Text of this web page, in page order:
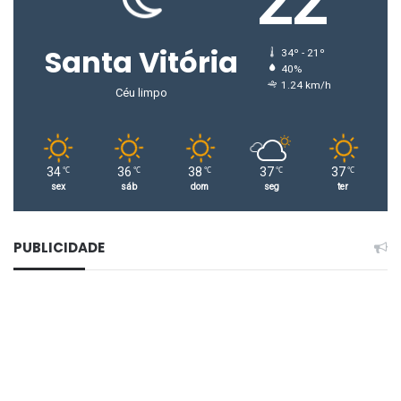
CONTINUA DEPOIS DA PUBLICIDADE
Santa Vitória
Céu limpo
34º - 21º
40%
1.24 km/h
34 ℃
sex
36 ℃
sáb
38 ℃
dom
37 ℃
seg
37 ℃
ter
PUBLICIDADE